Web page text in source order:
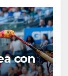
con